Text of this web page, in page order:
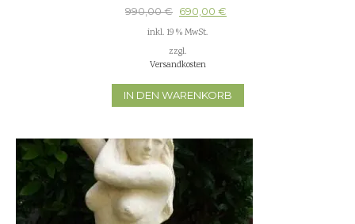
990,00€ 690,00 €
inkl. 19 % MwSt.
zzgl.
Versandkosten
IN DEN WARENKORB